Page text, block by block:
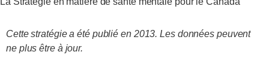
Cette stratégie a été publié en 2013. Les données peuvent
ne plus être à jour.